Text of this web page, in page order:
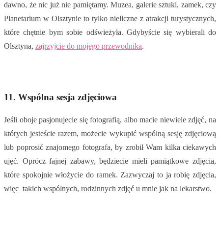
dawno, że nic już nie pamiętamy. Muzea, galerie sztuki, zamek, czy
Planetarium w Olsztynie to tylko nieliczne z atrakcji turystycznych,
które chętnie bym sobie odświeżyła. Gdybyście się wybierali do
Olsztyna, zajrzyjcie do mojego przewodnika.
11. Wspólna sesja zdjęciowa
Jeśli oboje pasjonujecie się fotografią, albo macie niewiele zdjęć, na
których jesteście razem, możecie wykupić wspólną sesję zdjęciową
lub poprosić znajomego fotografa, by zrobił Wam kilka ciekawych
ujęć. Oprócz fajnej zabawy, będziecie mieli pamiątkowe zdjęcia,
które spokojnie włożycie do ramek. Zazwyczaj to ja robię zdjęcia,
więc takich wspólnych, rodzinnych zdjęć u mnie jak na lekarstwo.